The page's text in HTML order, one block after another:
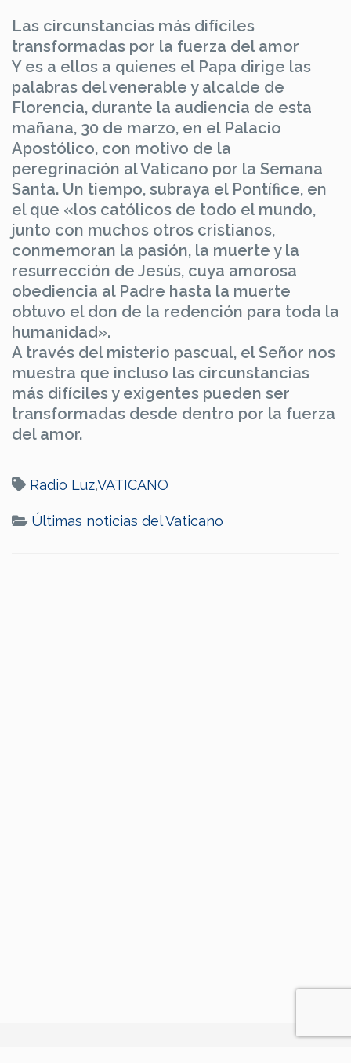
Las circunstancias más difíciles
transformadas por la fuerza del amor
Y es a ellos a quienes el Papa dirige las
palabras del venerable y alcalde de
Florencia, durante la audiencia de esta
mañana, 30 de marzo, en el Palacio
Apostólico, con motivo de la
peregrinación al Vaticano por la Semana
Santa. Un tiempo, subraya el Pontífice, en
el que «los católicos de todo el mundo,
junto con muchos otros cristianos,
conmemoran la pasión, la muerte y la
resurrección de Jesús, cuya amorosa
obediencia al Padre hasta la muerte
obtuvo el don de la redención para toda la
humanidad».
A través del misterio pascual, el Señor nos
muestra que incluso las circunstancias
más difíciles y exigentes pueden ser
transformadas desde dentro por la fuerza
del amor.
Radio Luz,VATICANO
Últimas noticias del Vaticano